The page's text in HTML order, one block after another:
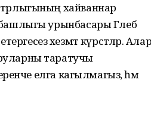
хайваннар
урынбасары Глеб
хезмәт күрсәтәләр. Алар
таратучы
елга кагылмагыз, һәм